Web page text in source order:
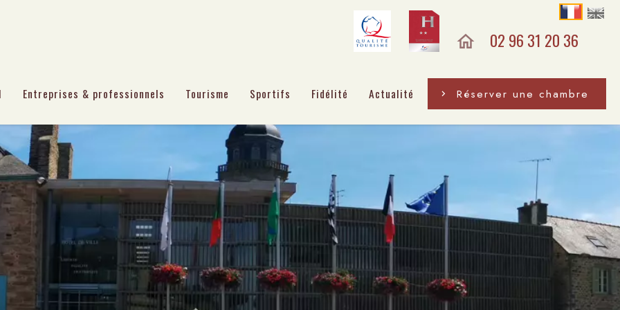
02 96 31 20 36
Entreprises & professionnels Tourisme Sportifs Fidélité Actualité Réserver une chambre